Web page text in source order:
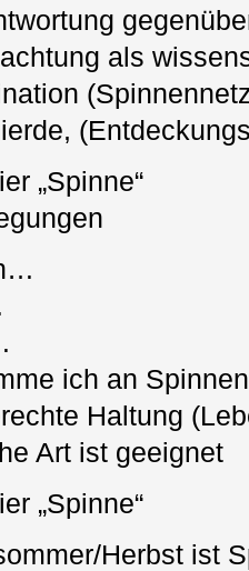
als
„Spinne“
ich an Spinnen
Haltung
Art ist geeignet
„Spinne“
Herbst ist